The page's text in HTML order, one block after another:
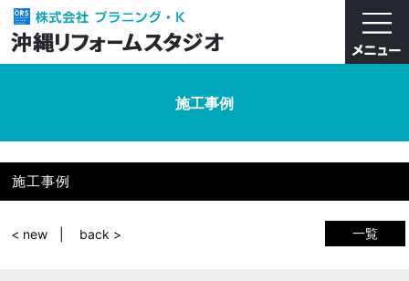
施工事例
施工事例
一覧
< new back >